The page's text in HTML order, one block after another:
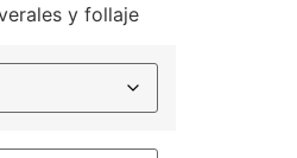
y follaje